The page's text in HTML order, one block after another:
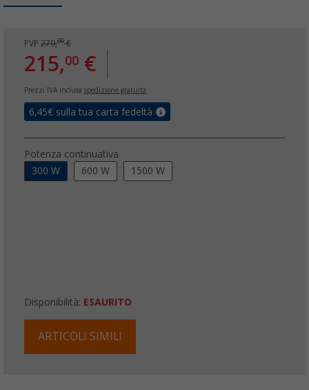
PVP 279,00€
215,00 €
Prezzi IVA inclusa spedizione gratuita
6,45€ sulla tua carta fedeltà
Potenza continuativa
300 W
600 W 1500 W
Disponibilità: ESAURITO
ARTICOLI SIMILI